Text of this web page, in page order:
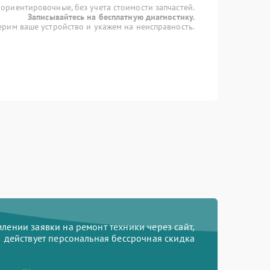
без учета стоимости запчастей.
Записывайтесь на бесплатную диагностику.
ваше устройство и укажем на неисправность.
заявки на ремонт техники через сайт,
действует персональная бессрочная скидка